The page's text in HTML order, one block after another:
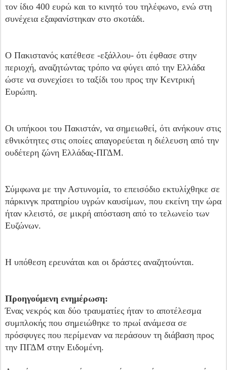
τον ίδιο 400 ευρώ και το κινητό του τηλέφωνο, ενώ στη
συνέχεια εξαφανίστηκαν στο σκοτάδι.
Ο Πακιστανός κατέθεσε -εξάλλου- ότι έφθασε στην
περιοχή, αναζητώντας τρόπο να φύγει από την Ελλάδα
ώστε να συνεχίσει το ταξίδι του προς την Κεντρική
Ευρώπη.
Οι υπήκοοι του Πακιστάν, να σημειωθεί, ότι ανήκουν στις
εθνικότητες στις οποίες απαγορεύεται η διέλευση από την
ουδέτερη ζώνη Ελλάδας-ΠΓΔΜ.
Σύμφωνα με την Αστυνομία, το επεισόδιο εκτυλίχθηκε σε
πάρκινγκ πρατηρίου υγρών καυσίμων, που εκείνη την ώρα
ήταν κλειστό, σε μικρή απόσταση από το τελωνείο των
Ευζώνων.
Η υπόθεση ερευνάται και οι δράστες αναζητούνται.
Προηγούμενη ενημέρωση:
Ένας νεκρός και δύο τραυματίες ήταν το αποτέλεσμα
συμπλοκής που σημειώθηκε το πρωί ανάμεσα σε
πρόσφυγες που περίμεναν να περάσουν τη διάβαση προς
την ΠΓΔΜ στην Ειδομένη.